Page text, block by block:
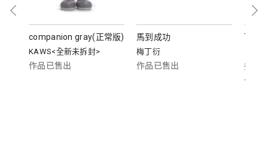
companion gray(正常版)
KAWS<全新未拆封>
作品已售出
馬到成功
梅丁衍
作品已售出
The
奈良
作品